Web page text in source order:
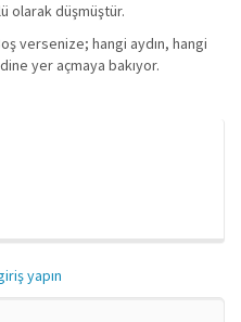
olarak düşmüştür.
versenize; hangi aydın, hangi
yer açmaya bakıyor.
yapın